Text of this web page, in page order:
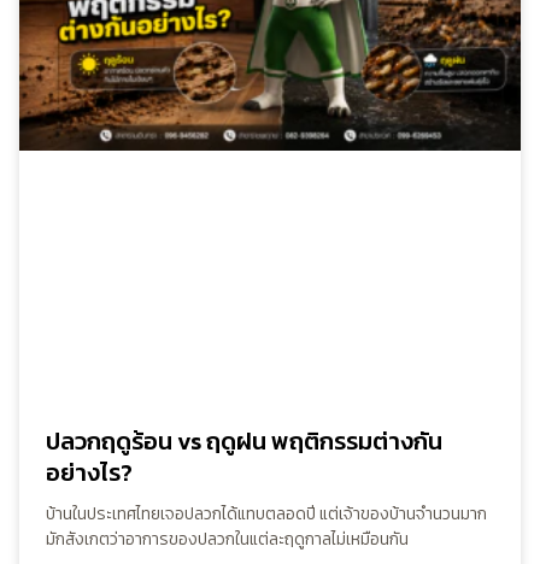
ปลวกฤดูร้อน vs ฤดูฝน พฤติกรรมต่างกัน
อย่างไร?
บ้านในประเทศไทยเจอปลวกได้แทบตลอดปี แต่เจ้าของบ้านจำนวนมาก
มักสังเกตว่าอาการของปลวกในแต่ละฤดูกาลไม่เหมือนกัน